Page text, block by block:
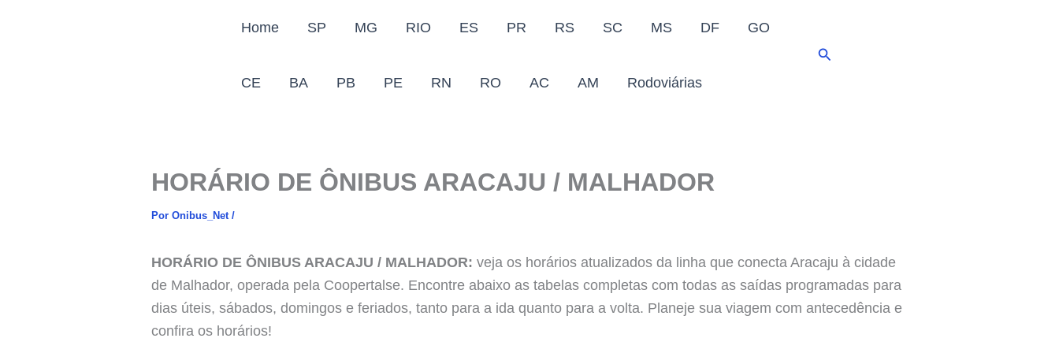
Home SP MG RIO ES PR RS SC MS DF GO
CE BA PB PE RN RO AC AM Rodoviárias
Pesquisar
HORÁRIO DE ÔNIBUS ARACAJU / MALHADOR
Por Onibus_Net /
HORÁRIO DE ÔNIBUS ARACAJU / MALHADOR: veja os horários atualizados da linha que conecta Aracaju à cidade
de Malhador, operada pela Coopertalse. Encontre abaixo as tabelas completas com todas as saídas programadas para
dias úteis, sábados, domingos e feriados, tanto para a ida quanto para a volta. Planeje sua viagem com antecedência e
confira os horários!